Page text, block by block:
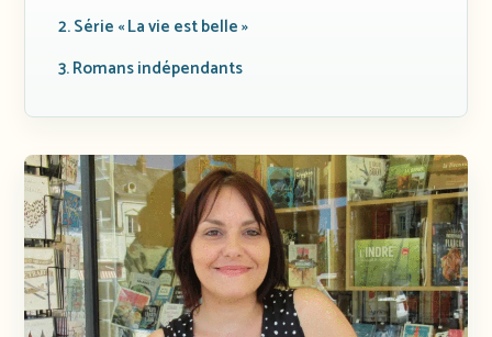
2. Série « La vie est belle »
3. Romans indépendants